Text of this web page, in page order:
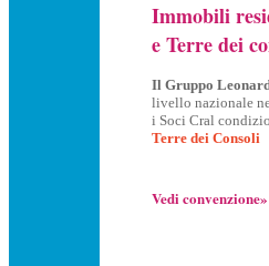
Immobili
e Terre dei
Il Gruppo
livello nazionale
i Soci Cral
Terre dei Consoli
Vedi convenzione»